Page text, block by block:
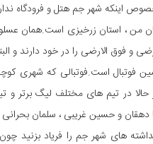
اینکه شهر جم هتل و فرودگاه
من ، استان زرخیزی است.همان
و فوق الارضی را در خود دارند و
است.فوتبالی که شهری
حالا در تیم های مختلف لیگ برتر
و حسین غریبی ، سلمان
های شهر جم را فریاد بزنید